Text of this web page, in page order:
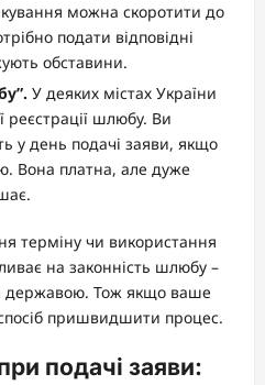
можна скоротити до
подати відповідні
обставини.
У деяких містах України
реєстрації шлюбу. Ви
у день подачі заяви, якщо
Вона платна, але дуже
терміну чи використання
на законність шлюбу –
державою. Тож якщо ваше
пришвидшити процес.
подачі заяви: